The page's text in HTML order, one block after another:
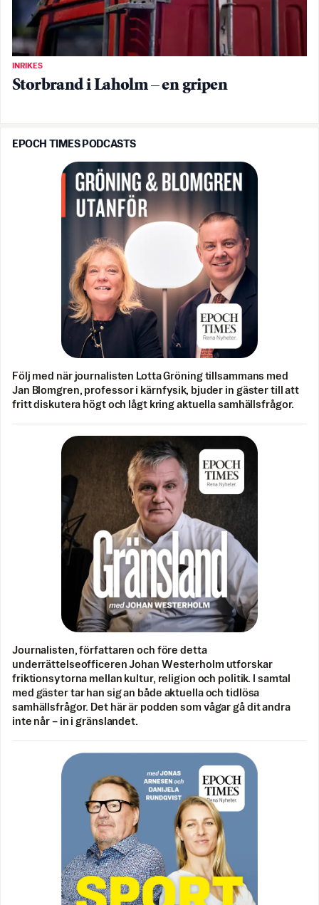
INRIKES
Storbrand i Laholm – en gripen
EPOCH TIMES PODCASTS
Följ med när journalisten Lotta Gröning tillsammans med
Jan Blomgren, professor i kärnfysik, bjuder in gäster till att
fritt diskutera högt och lågt kring aktuella samhällsfrågor.
Journalisten, författaren och före detta
underrättelseofficeren Johan Westerholm utforskar
friktionsytorna mellan kultur, religion och politik. I samtal
med gäster tar han sig an både aktuella och tidlösa
samhällsfrågor. Det här är podden som vågar gå dit andra
inte når – in i gränslandet.